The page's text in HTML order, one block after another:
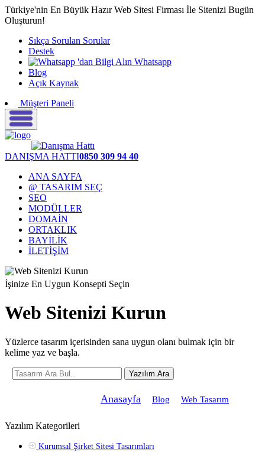
Türkiye'nin En Büyük Hazır Web Sitesi Firması İle Sitenizi Bugün
Oluşturun!
Sıkça Sorulan Sorular
Destek
Whatsapp
Blog
Açık Kaynak
Müşteri Paneli
DANIŞMA HATTI0850 309 94 40
ANA SAYFA
@ TASARIM SEÇ
SEO
MODÜLLER
DOMAİN
ORTAKLIK
BAYİLİK
İLETİŞİM
İşinize En Uygun Konsepti Seçin
Web Sitenizi Kurun
Yüzlerce tasarım içerisinden sana uygun olanı bulmak için bir
kelime yaz ve başla.
Yazılım Ara
Anasayfa Blog Web Tasarım
Yazılım Kategorileri
Kurumsal Şirket Sitesi Tasarımları